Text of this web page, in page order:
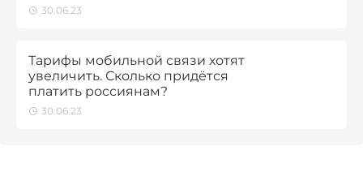
30.06.23
Тарифы мобильной связи хотят
увеличить. Сколько придётся
платить россиянам?
30.06.23